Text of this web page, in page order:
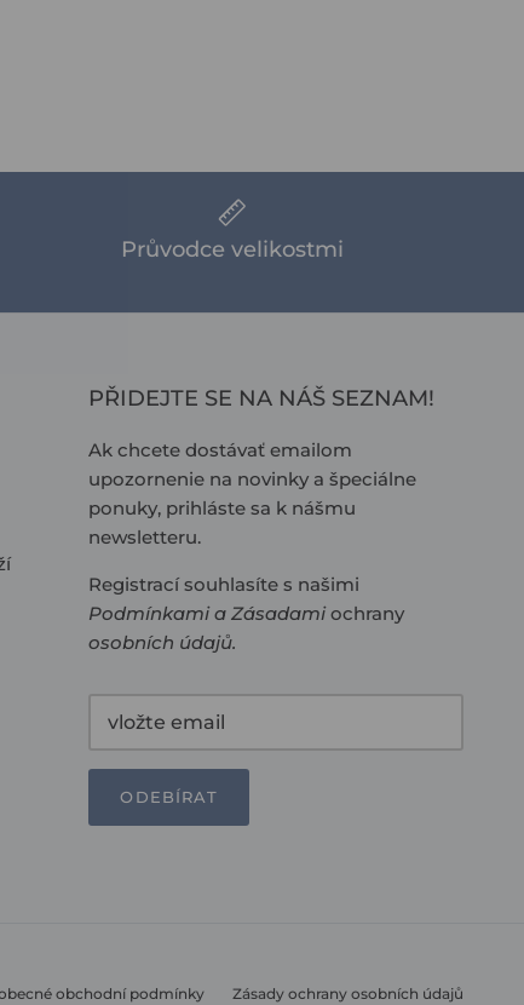
Průvodce velikostmi
PŘIDEJTE SE NA NÁŠ SEZNAM!
Ak chcete dostávať emailom
upozornenie na novinky a špeciálne
ponuky, prihláste sa k nášmu
newsletteru.
Registrací souhlasíte s našimi
Podmínkamia Zásadamiochrany
osobních údajů.
ODEBÍRAT
obchodní podmínky Zásady ochrany osobních údajů